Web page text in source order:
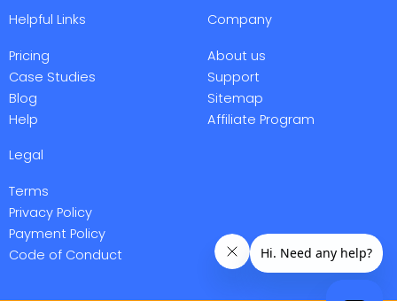
e
o
Helpful Links
Pricing
Case Studies
Blog
Help
Company
About us
Support
Sitemap
Affiliate Program
Legal
Terms
Privacy Policy
Payment Policy
Code of Conduct